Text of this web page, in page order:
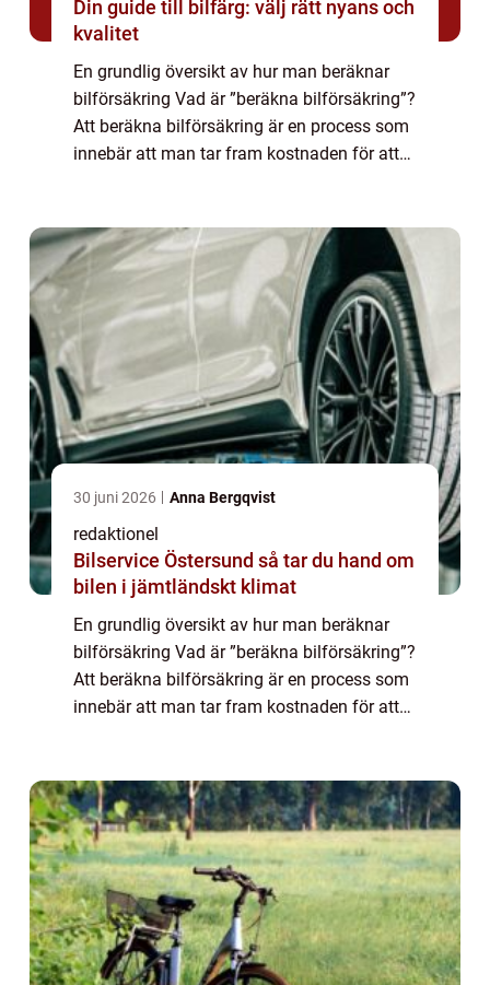
Din guide till bilfärg: välj rätt nyans och
kvalitet
En grundlig översikt av hur man beräknar
bilförsäkring Vad är ”beräkna bilförsäkring”?
Att beräkna bilförsäkring är en process som
innebär att man tar fram kostnaden för att
30 juni 2026 Anna Bergqvist
redaktionel
Bilservice Östersund så tar du hand om
bilen i jämtländskt klimat
En grundlig översikt av hur man beräknar
bilförsäkring Vad är ”beräkna bilförsäkring”?
Att beräkna bilförsäkring är en process som
innebär att man tar fram kostnaden för att